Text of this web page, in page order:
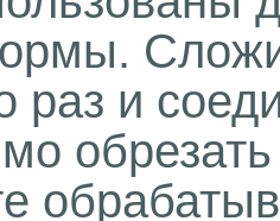
раз и